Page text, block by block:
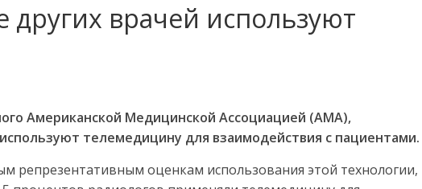
других врачей используют
Американской Медицинской Ассоциацией (АМА),
используют телемедицину для взаимодействия с пациентами.
репрезентативным оценкам использования этой технологии,